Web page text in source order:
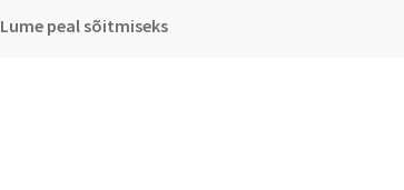
Lume peal sõitmiseks